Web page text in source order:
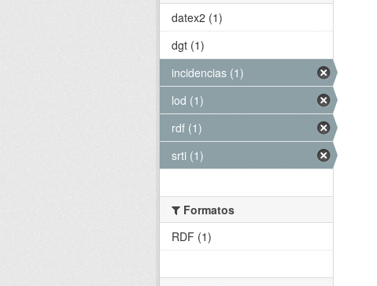
datex2 (1)
dgt (1)
incidencias (1)
lod (1)
rdf (1)
srti (1)
Formatos
RDF (1)